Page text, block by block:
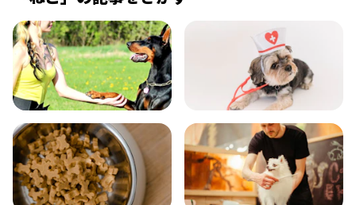
飼い方 健康